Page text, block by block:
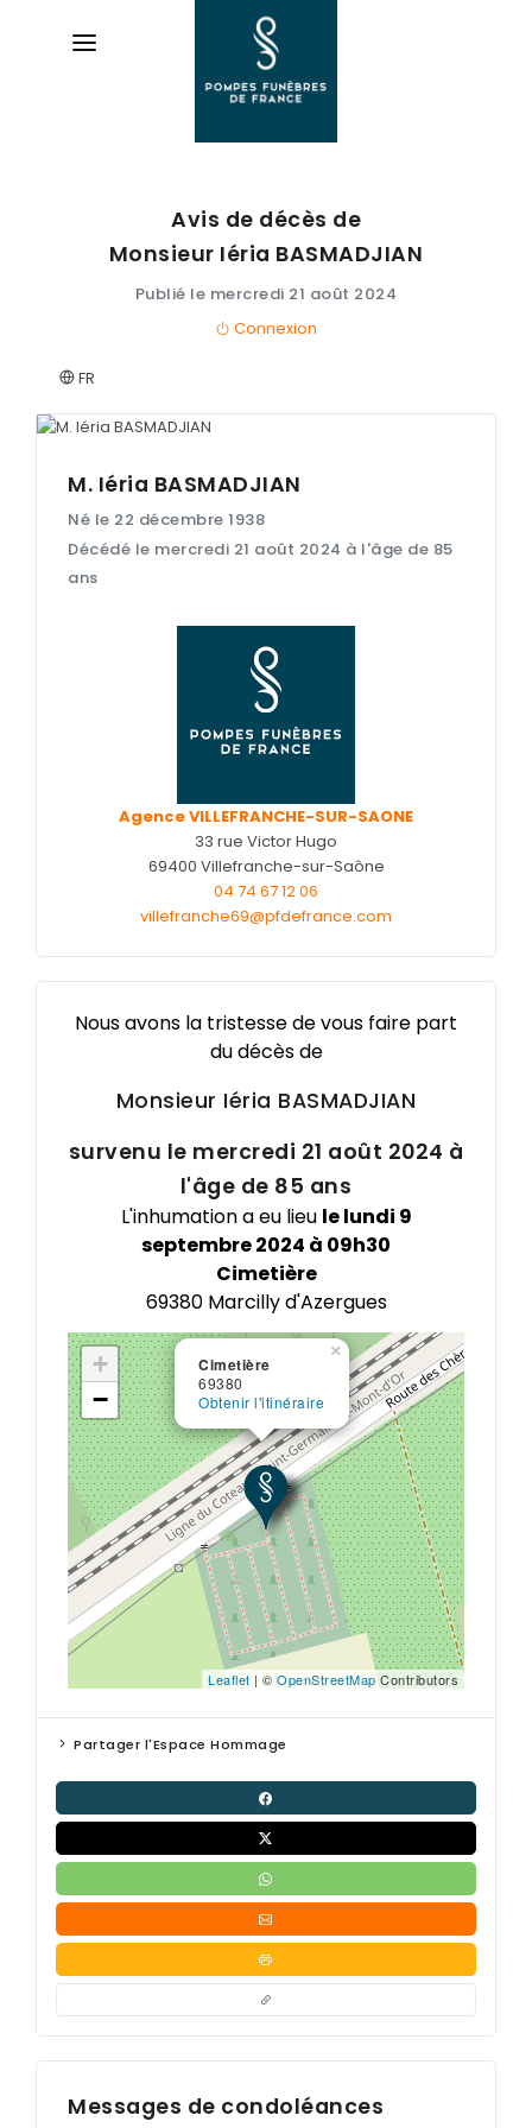
AVIS DE DÉCÈS
PRÉVOIR SES OBSÈQUES
Entretien de sépulture
Livraison de plaques
Nos capitons funéraires
Services aux familles
NOTRE AGENCE
Avis de décès de
Monsieur Iéria BASMADJIAN
Publié le mercredi 21 août 2024
Connexion
FR
M. Iéria BASMADJIAN
Né le 22 décembre 1938
Décédé le mercredi 21 août 2024 à l'âge de 85
ans
Agence VILLEFRANCHE-SUR-SAONE
33 rue Victor Hugo
69400 Villefranche-sur-Saône
04 74 67 12 06
villefranche69@pfdefrance.com
Nous avons la tristesse de vous faire part
du décès de
Monsieur Iéria BASMADJIAN
survenu le mercredi 21 août 2024 à
l'âge de 85 ans
L'inhumation a eu lieu le lundi 9
septembre 2024 à 09h30
Cimetière
69380 Marcilly d'Azergues
Cimetière
69380
Obtenir l'itinéraire
×
+
−
Leaflet | © OpenStreetMapContributors
Partager l'Espace Hommage
Messages de condoléances